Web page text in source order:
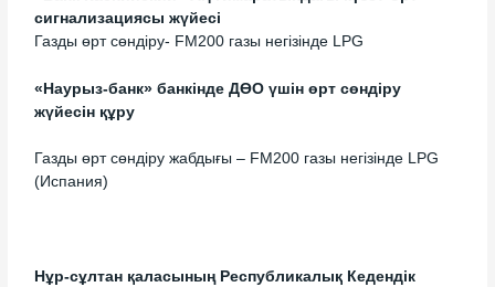
сигнализациясы жүйесі
Газды өрт сөндіру- FM200 газы негізінде LPG
«Наурыз-банк» банкінде ДӨО үшін өрт сөндіру
жүйесін құру
Газды өрт сөндіру жабдығы – FM200 газы негізінде LPG
(Испания)
Нұр-сұлтан қаласының Республикалық Кедендік